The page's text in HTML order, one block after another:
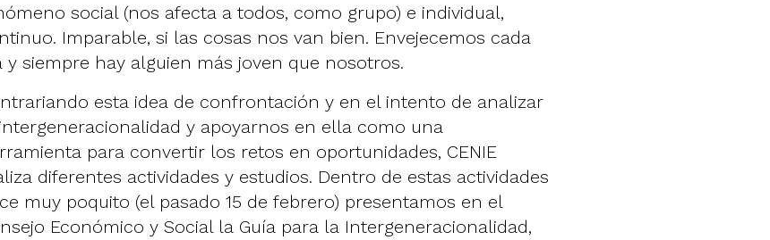
social (nos afecta a todos, como grupo) e individual,
Imparable, si las cosas nos van bien. Envejecemos cada
y siempre hay alguien más joven que nosotros.
esta idea de confrontación y en el intento de analizar
y apoyarnos en ella como una
para convertir los retos en oportunidades, CENIE
diferentes actividades y estudios. Dentro de estas actividades
muy poquito (el pasado 15 de febrero) presentamos en el
Económico y Social la Guía para la Intergeneracionalidad,